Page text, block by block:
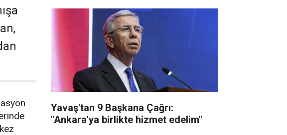
Yavaş'tan 9 Başkana Çağrı:
"Ankara'ya birlikte hizmet edelim"